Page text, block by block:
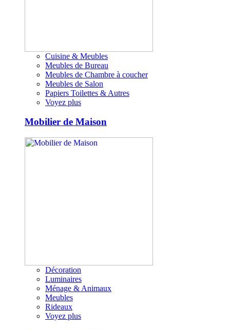
Cuisine & Meubles
Meubles de Bureau
Meubles de Chambre à coucher
Meubles de Salon
Papiers Toilettes & Autres
Voyez plus
Mobilier de Maison
Décoration
Luminaires
Ménage & Animaux
Meubles
Rideaux
Voyez plus